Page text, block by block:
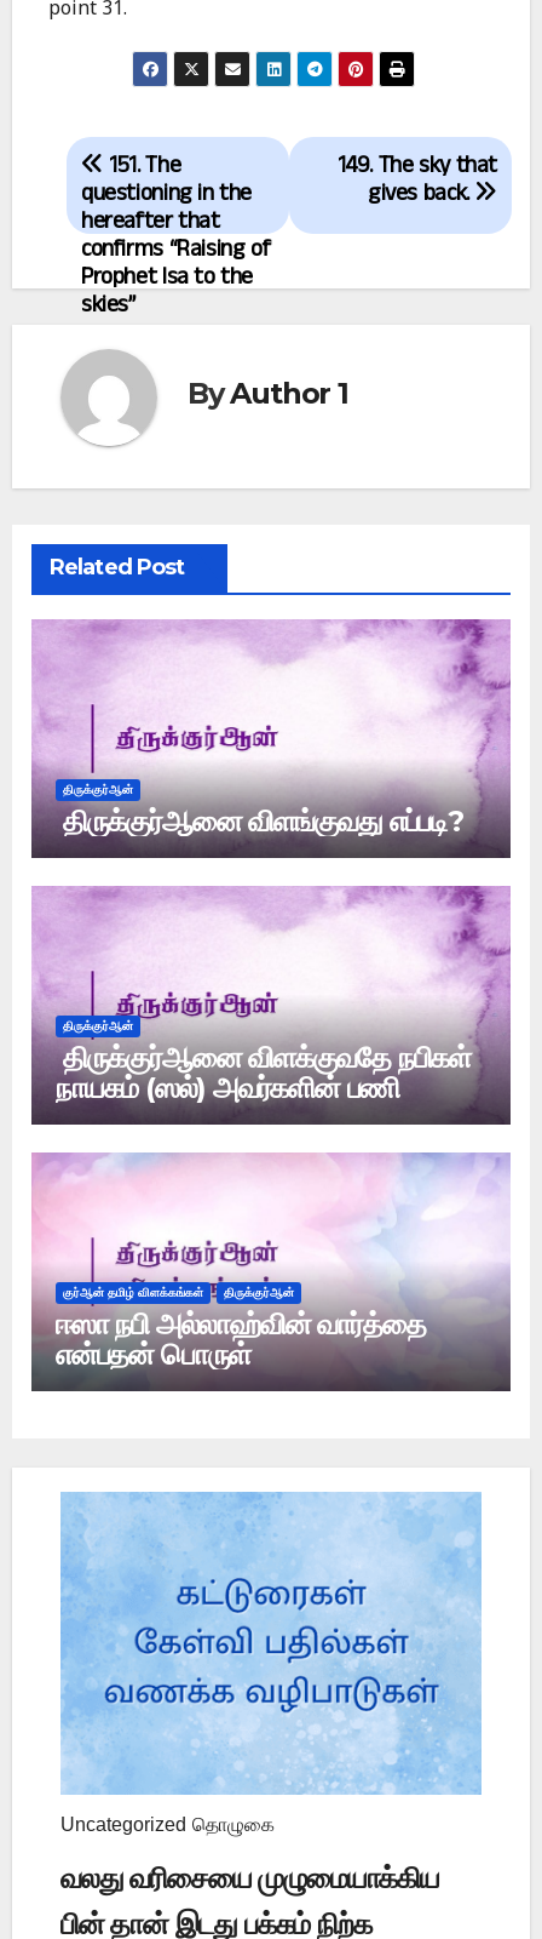
point 31.
Post
navigation
149. The sky that
gives back.
151. The
questioning in the
hereafter that
confirms “Raising of
Prophet Isa to the
skies”
ByAuthor 1
Related Post
திருக்குர்ஆன்
திருக்குர்ஆனை விளங்குவது எப்படி?
திருக்குர்ஆன்
திருக்குர்ஆனை விளக்குவதே நபிகள்
நாயகம் (ஸல்) அவர்களின் பணி
குர்ஆன் தமிழ் விளக்கங்கள் திருக்குர்ஆன்
ஈஸா நபி அல்லாஹ்வின் வார்த்தை
என்பதன் பொருள்
Uncategorized தொழுகை
வலது வரிசையை முழுமையாக்கிய
பின் தான் இடது பக்கம் நிற்க